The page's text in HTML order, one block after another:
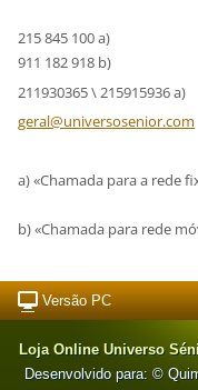
215 845 100 a)
911 182 918 b)
211930365 \ 215915936 a)
geral@universosenior.com
a) «Chamada para a rede
b) «Chamada para rede
Versão PC
Loja Online Universo
Desenvolvido para: ©